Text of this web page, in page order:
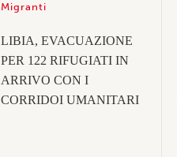
Migranti
LIBIA, EVACUAZIONE
PER 122 RIFUGIATI IN
ARRIVO CON I
CORRIDOI UMANITARI